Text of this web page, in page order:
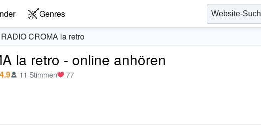
Genres
RADIO CROMA la retro
la retro - online anhören
4.9 11 Stimmen 77